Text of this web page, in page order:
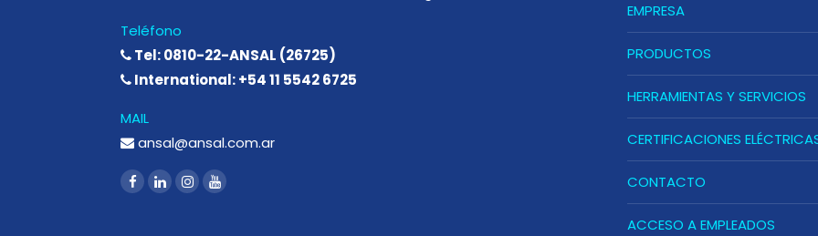
Teléfono
Tel: 0810-22-ANSAL (26725)
International: +54 11 5542 6725
MAIL
ansal@ansal.com.ar
EMPRESA
PRODUCTOS
HERRAMIENTAS Y SERVICIOS
CERTIFICACIONES
CONTACTO
ACCESO A EMPLEADOS